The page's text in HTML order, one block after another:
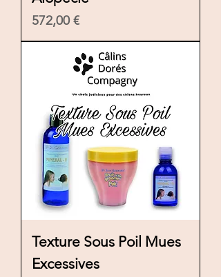
Preis
572,00 €
Texture Sous Poil Mues
Excessives